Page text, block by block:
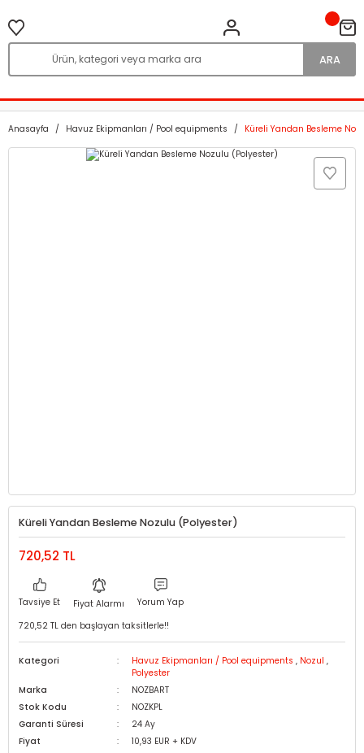
ARA
Anasayfa Havuz Ekipmanları / Pool equipments Küreli Yandan Besleme
Küreli Yandan Besleme Nozulu (Polyester)
720,52 TL
Tavsiye Et Fiyat Alarmı
Yorum Yap
720,52 TL den başlayan taksitlerle!!
Kategori Havuz Ekipmanları / Pool equipments , Nozul ,
Polyester
Marka
NOZBART
Stok Kodu
NOZKPL
Garanti Süresi
24 Ay
Fiyat
10,93 EUR + KDV